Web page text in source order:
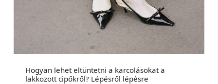
Hogyan lehet eltüntetni a karcolásokat a
lakkozott cipőkről? Lépésről lépésre